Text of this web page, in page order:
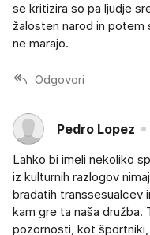
se kritizira so pa ljudje
žalosten narod in potem
ne marajo.
Odgovori
Pedro Lopez
Lahko bi imeli nekoliko
iz kulturnih razlogov
bradatih transsesualcev
kam gre ta naša družba.
pozornosti, kot